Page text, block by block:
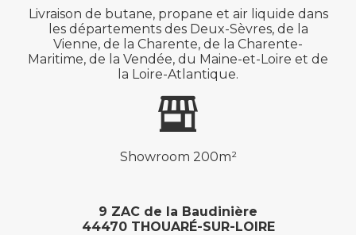
Livraison de butane, propane et air liquide dans
les départements des Deux-Sèvres, de la
Vienne, de la Charente, de la Charente-
Maritime, de la Vendée, du Maine-et-Loire et de
la Loire-Atlantique.
Showroom 200m²
9 ZAC de la Baudinière
44470 THOUARÉ-SUR-LOIRE